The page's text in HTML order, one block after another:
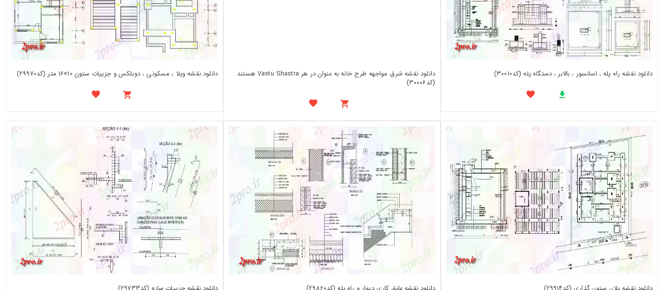
دانلود نقشه راه پله ، اسانسور ، بالابر ، دستگاه پله (کد30010)
دانلود نقشه شرق مواجهه طرح خانه به عنوان در هر Vastu Shastra هستند
(کد30006)
دانلود نقشه ویلا ، مسکونی ، دوبلکس و جزییات ستون 10×16 متر (کد29970)